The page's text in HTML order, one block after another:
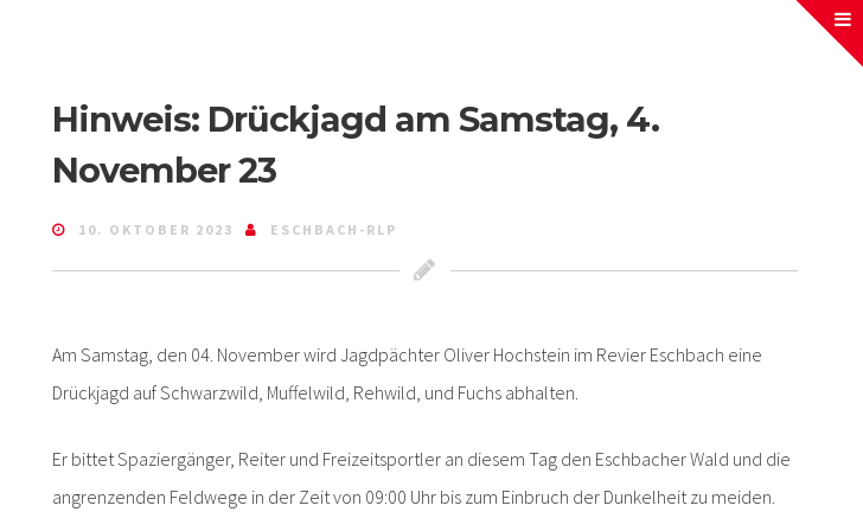
Hinweis: Drückjagd am Samstag, 4.
November 23
10. OKTOBER 2023 ESCHBACH-RLP
Am Samstag, den 04. November wird Jagdpächter Oliver Hochstein im Revier Eschbach eine
Drückjagd auf Schwarzwild, Muffelwild, Rehwild, und Fuchs abhalten.
Er bittet Spaziergänger, Reiter und Freizeitsportler an diesem Tag den Eschbacher Wald und die
angrenzenden Feldwege in der Zeit von 09:00 Uhr bis zum Einbruch der Dunkelheit zu meiden.